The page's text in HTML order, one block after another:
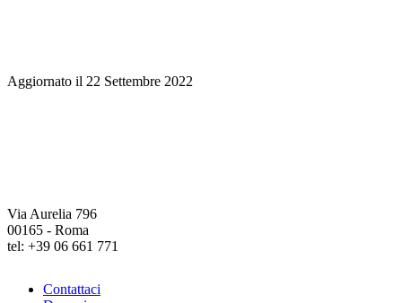
Aggiornato il 22 Settembre 2022
Via Aurelia 796
00165 - Roma
tel: +39 06 661 771
Contattaci